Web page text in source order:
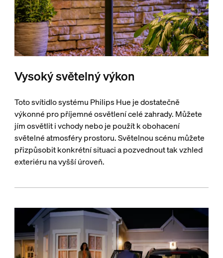
Vysoký světelný výkon
Toto svítidlo systému Philips Hue je dostatečně
výkonné pro příjemné osvětlení celé zahrady. Můžete
jím osvětlit i vchody nebo je použít k obohacení
světelné atmosféry prostoru. Světelnou scénu můžete
přizpůsobit konkrétní situaci a pozvednout tak vzhled
exteriéru na vyšší úroveň.